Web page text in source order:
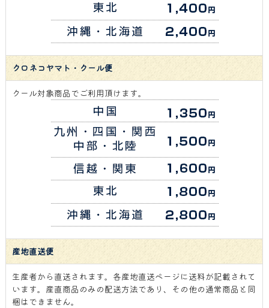
クロネコヤマト・クール便
クール対象商品でご利用頂けます。
産地直送便
生産者から直送されます。各産地直送ページに送料が記載されて
います。産直商品のみの配送方法であり、その他の通常商品と同
梱はできません。